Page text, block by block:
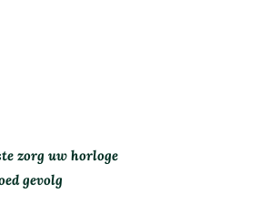
zorg uw horloge
gevolg